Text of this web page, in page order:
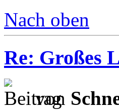
Nach oben
Re: Großes
von